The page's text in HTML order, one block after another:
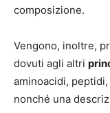
composizione.
Vengono, inoltre,
dovuti agli altri
aminoacidi,
nonché una